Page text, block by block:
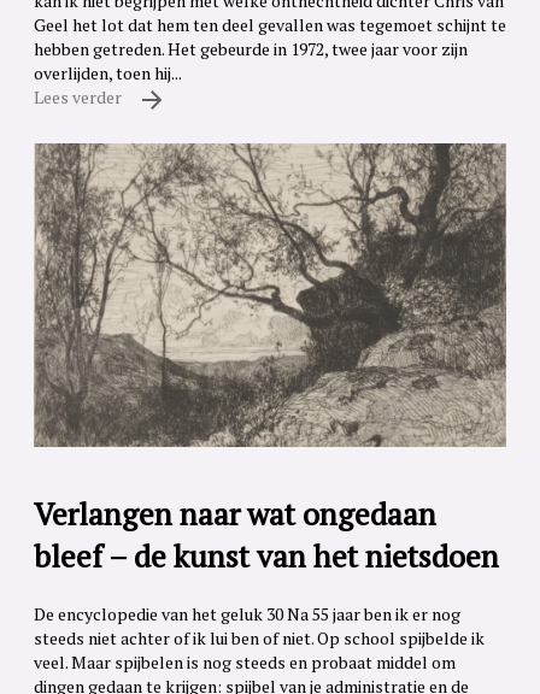
Geel het lot dat hem ten deel gevallen was tegemoet schijnt te
hebben getreden. Het gebeurde in 1972, twee jaar voor zijn
overlijden, toen hij...
Lees verder
Verlangen naar wat ongedaan
bleef – de kunst van het nietsdoen
De encyclopedie van het geluk 30 Na 55 jaar ben ik er nog
steeds niet achter of ik lui ben of niet. Op school spijbelde ik
veel. Maar spijbelen is nog steeds en probaat middel om
dingen gedaan te krijgen: spijbel van je administratie en de